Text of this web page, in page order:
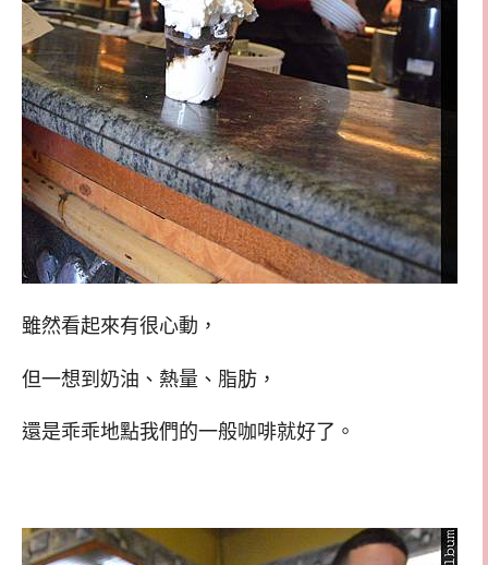
雖然看起來有很心動，
但一想到奶油、熱量、脂肪，
還是乖乖地點我們的一般咖啡就好了。